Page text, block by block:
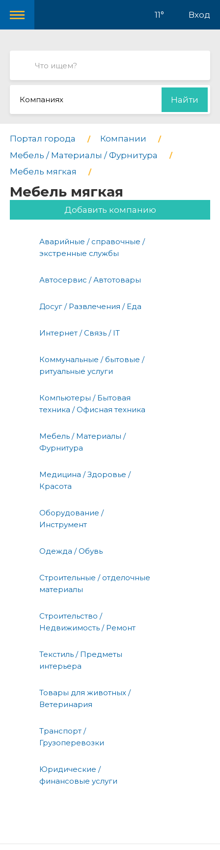
11° Вход
Компаниях Найти
Портал города
Компании
Мебель / Материалы / Фурнитура
Мебель мягкая
Мебель мягкая
Добавить компанию
Аварийные / справочные /
экстренные службы
Автосервис / Автотовары
Досуг / Развлечения / Еда
Интернет / Связь / IT
Коммунальные / бытовые /
ритуальные услуги
Компьютеры / Бытовая
техника / Офисная техника
Мебель / Материалы /
Фурнитура
Медицина / Здоровье /
Красота
Оборудование /
Инструмент
Одежда / Обувь
Строительные / отделочные
материалы
Строительство /
Недвижимость / Ремонт
Текстиль / Предметы
интерьера
Товары для животных /
Ветеринария
Транспорт /
Грузоперевозки
Юридические /
финансовые услуги